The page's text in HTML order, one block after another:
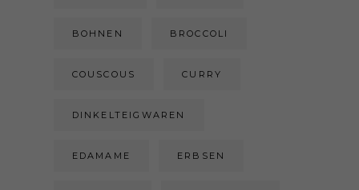
BOHNEN BROCCOLI
COUSCOUS CURRY
DINKELTEIGWAREN
EDAMAME ERBSEN